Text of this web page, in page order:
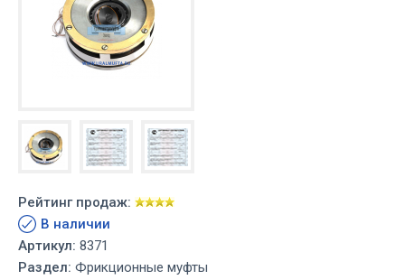
Рейтинг продаж:
В наличии
Артикул: 8371
Раздел: Фрикционные муфты